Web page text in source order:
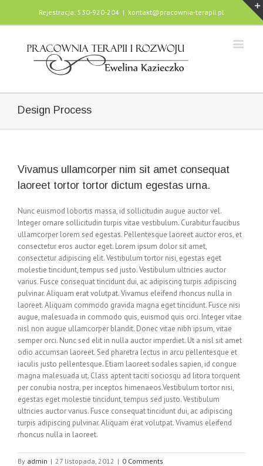
Rejestracja: 530-920-204 | kontakt@pracownia-terapii.pl
Design Process
Vivamus ullamcorper nim sit amet consequat
laoreet tortor tortor dictum egestas urna.
Nunc euismod lobortis massa, id sollicitudin augue auctor vel.
Integer ornare sollicitudin turpis vitae vestibulum. Curabitur faucibus
ullamcorper lorem sed egestas. Pellentesque laoreet auctor eros, et
consectetur eros auctor eget. Lorem ipsum dolor sit amet,
consectetur adipiscing elit. Vestibulum tortor nisi, egestas eget
molestie tincidunt, tempus sed justo. Vestibulum ultricies auctor
varius. Fusce consequat tincidunt dui, ac adipiscing turpis adipiscing
pulvinar. Aliquam erat volutpat. Vivamus eleifend rhoncus nulla in
laoreet. Aliquam commodo gravida magna eget tincidunt. Fusce nisi
augue, malesuada in commodo quis, euismod quis orci. Integer vitae
nisl non augue ullamcorper blandit. Donec vitae nibh ipsum, vitae
semper orci. Nunc sed elit in nulla auctor imperdiet. Ut a nisl sit amet
odio accumsan laoreet. Sed pharetra lectus in arcu pellentesque et
iaculis justo pellentesque. Etiam laoreet sodales sapien, id congue
magna malesuada ut. Class aptent taciti sociosqu ad litora torquent
per conubia nostra, per inceptos himenaeos.Vestibulum tortor nisi,
egestas eget molestie tincidunt, tempus sed justo. Vestibulum
ultricies auctor varius. Fusce consequat tincidunt dui, ac adipiscing
turpis adipiscing pulvinar. Aliquam erat volutpat. Vivamus eleifend
rhoncus nulla in laoreet.
By admin | 27 listopada, 2012 | 0 Comments